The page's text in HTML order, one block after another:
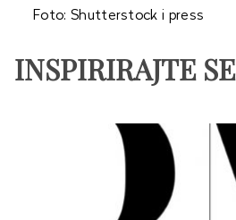
Foto: Shutterstock i press
INSPIRIRAJTE SE